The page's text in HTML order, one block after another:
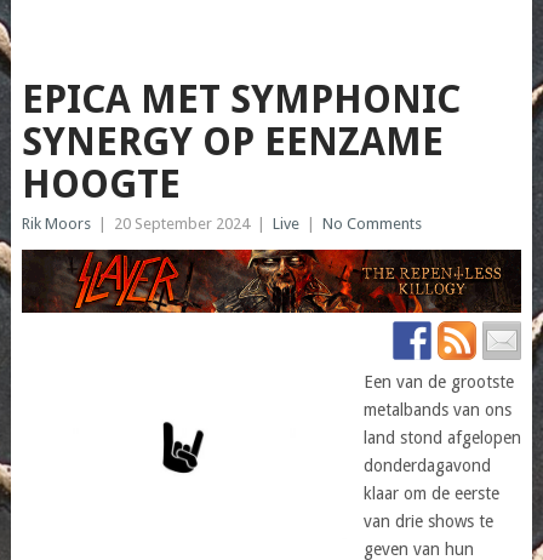
EPICA MET SYMPHONIC
SYNERGY OP EENZAME
HOOGTE
Rik Moors 20 September 2024 Live No Comments
Een van de grootste
metalbands van ons
land stond afgelopen
donderdagavond
klaar om de eerste
van drie shows te
geven van hun